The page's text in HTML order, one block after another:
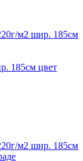
185см цвет